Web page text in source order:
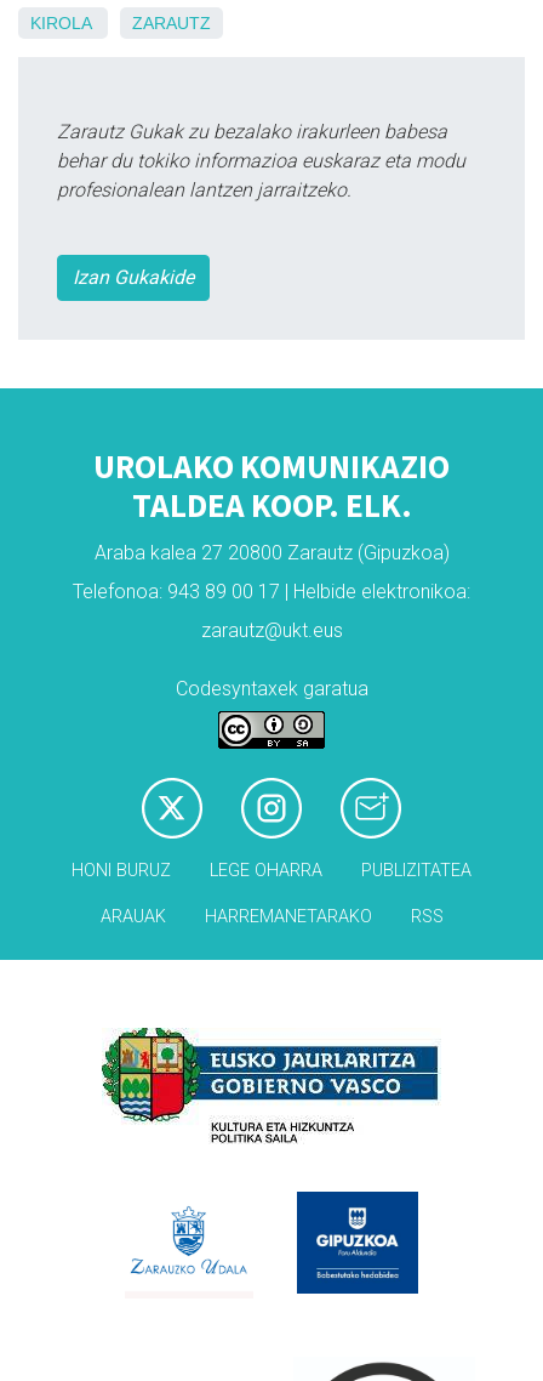
KIROLA ZARAUTZ
Zarautz Gukak zu bezalako irakurleen babesa
behar du tokiko informazioa euskaraz eta modu
profesionalean lantzen jarraitzeko.
Izan Gukakide
UROLAKO KOMUNIKAZIO
TALDEA KOOP. ELK.
Araba kalea 27 20800 Zarautz (Gipuzkoa)
Telefonoa: 943 89 00 17 | Helbide elektronikoa:
zarautz@ukt.eus
Codesyntaxek garatua
HONI BURUZ LEGE OHARRA PUBLIZITATEA
ARAUAK HARREMANETARAKO RSS